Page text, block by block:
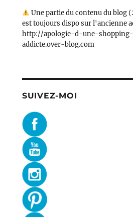
34 : Essence de bain Rose
Une partie du contenu du blog
est toujours dispo sur l'ancienne
http://apologie-d-une-shopping-
addicte.over-blog.com
SUIVEZ-MOI